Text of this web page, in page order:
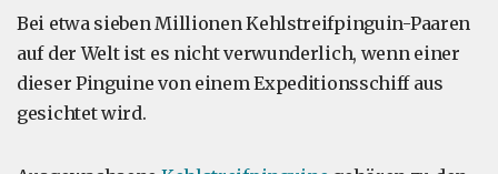
Bei etwa sieben Millionen Kehlstreifpinguin-Paaren
auf der Welt ist es nicht verwunderlich, wenn einer
dieser Pinguine von einem Expeditionsschiff aus
gesichtet wird.